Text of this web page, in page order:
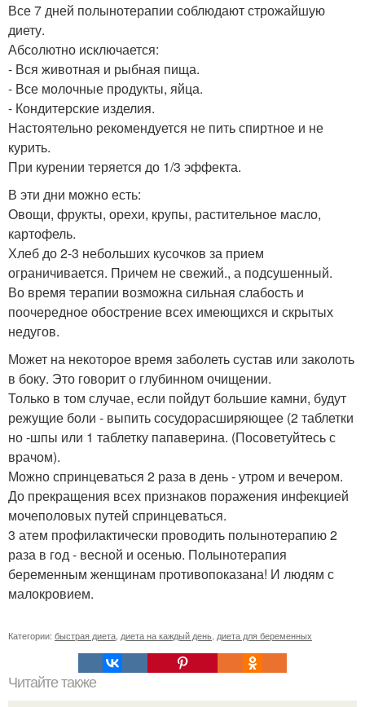
Все 7 дней полынотерапии соблюдают строжайшую
диету.
Абсолютно исключается:
- Вся животная и рыбная пища.
- Все молочные продукты, яйца.
- Кондитерские изделия.
Настоятельно рекомендуется не пить спиртное и не
курить.
При курении теряется до 1/3 эффекта.
В эти дни можно есть:
Овощи, фрукты, орехи, крупы, растительное масло,
картофель.
Хлеб до 2-3 небольших кусочков за прием
ограничивается. Причем не свежий., а подсушенный.
Во время терапии возможна сильная слабость и
поочередное обострение всех имеющихся и скрытых
недугов.
Может на некоторое время заболеть сустав или заколоть
в боку. Это говорит о глубинном очищении.
Только в том случае, если пойдут большие камни, будут
режущие боли - выпить сосудорасширяющее (2 таблетки
но -шпы или 1 таблетку папаверина. (Посоветуйтесь с
врачом).
Можно спринцеваться 2 раза в день - утром и вечером.
До прекращения всех признаков поражения инфекцией
мочеполовых путей спринцеваться.
3 атем профилактически проводить полынотерапию 2
раза в гoд - весной и осенью. Полынотерапия
беременным женщинам пpотивопоказана! И людям с
малокровием.
Категории: быстрая диета диета на каждый день диета для беременных
Читайте также